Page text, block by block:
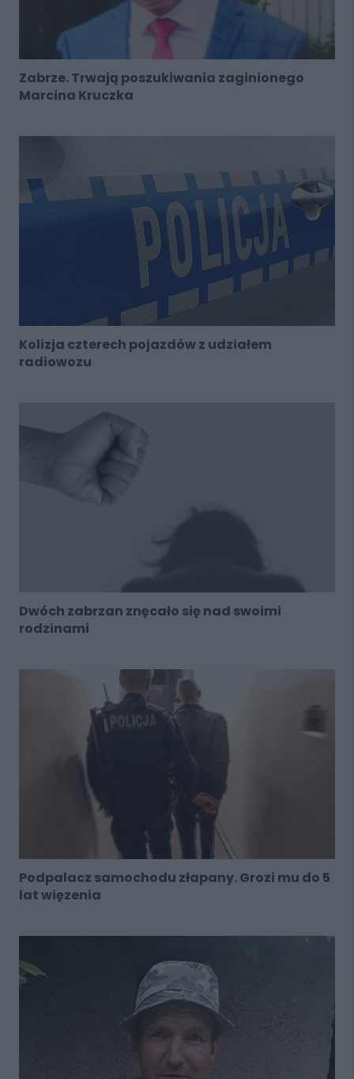
Zabrze. Trwają poszukiwania zaginionego
Marcina Kruczka
Kolizja czterech pojazdów z udziałem
radiowozu
Dwóch zabrzan znęcało się nad swoimi
rodzinami
Podpalacz samochodu złapany. Grozi mu do 5
lat więzenia